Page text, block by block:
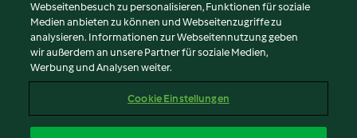
Datenschutzrichtlinien
Disclaimer
Impressum
Cookies
Abo kündigen
Webseitenbesuch zu personalisieren, Funktionen für soziale
Medien anbieten zu können und Webseitenzugriffe zu
analysieren. Informationen zur Webseitennutzung geben
wir außerdem an unsere Partner für soziale Medien,
Werbung und Analysen weiter.
Cookie Einstellungen